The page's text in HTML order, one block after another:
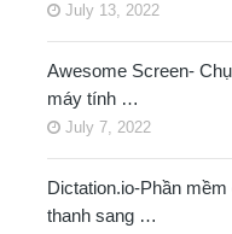
July 13, 2022
Awesome Screen-
máy tính …
July 7, 2022
Dictation.io-Phần
thanh sang …